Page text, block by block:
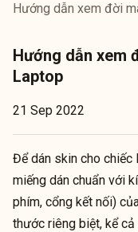
Hướng dẫn xem đời
Hướng dẫn xem
Laptop
21 Sep 2022
Để dán skin cho chiếc
miếng dán chuẩn với
phím, cổng kết nối)
thước riêng biệt, kể